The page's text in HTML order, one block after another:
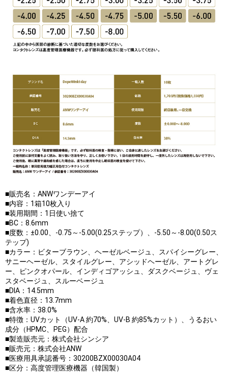
■販売名：ANWワンデーアイ
■内容：1箱10枚入り
■装用期間：1日使い捨て
■BC：8.6mm
■度数：±0.00、-0.75～-5.00(0.25ステップ）、-5.50～-8.00(0.50ス
テップ)
■カラー：ビターブラウン、ヘーゼルベージュ、スパイシーグレー、
サニーヘーゼル、スタイルグレー、アシッドヘーゼル、アートグレ
ー、ピンクオパール、インディゴアッシュ、ダスクベージュ、ヴェ
スタベージュ、スルーベージュ
■DIA：14.5mm
■着色直径：13.7mm
■含水率：38.0%
■特徴：UVカット（UV-A 約70%、UV-B 約85%カット）、うるおい
成分（HPMC、PEG）配合
■製造販売元：株式会社シンシア
■販売元：株式会社ANW
■医療用具承認番号：30200BZX00030A04
■区分：高度管理医療機器（韓国製）